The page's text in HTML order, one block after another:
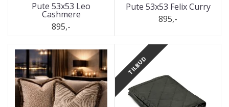
Pute 53x53 Leo
Cashmere
895,-
Pute 53x53 Felix Curry
895,-
TILBUD